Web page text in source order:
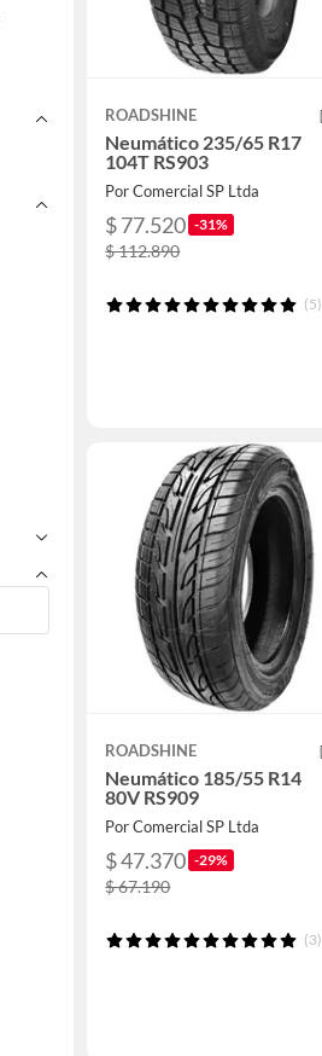
ROADSHINE
Neumático 235/65 R17
104T RS903
Por Comercial SP Ltda
$ 77.520 -31%
$ 112.890
(5)
ROADSHINE
Neumático 185/55 R14
80V RS909
Por Comercial SP Ltda
$ 47.370 -29%
$ 67.190
(3)